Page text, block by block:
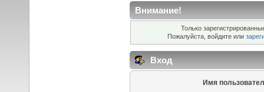
Внимание!
Только
Пожалуйста, войдите или
Вход
Имя